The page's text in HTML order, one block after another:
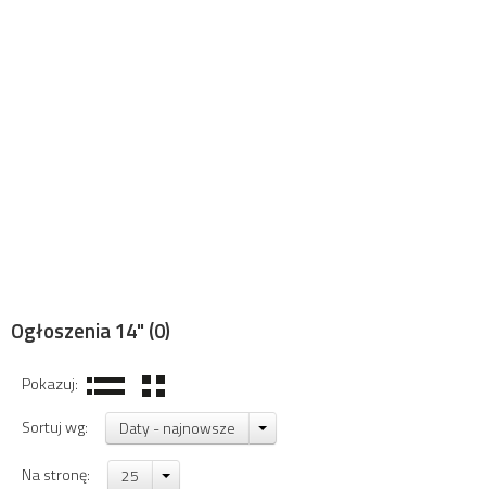
Ogłoszenia 14" (0)
Pokazuj:
Sortuj wg:
Daty - najnowsze
Na stronę: 25